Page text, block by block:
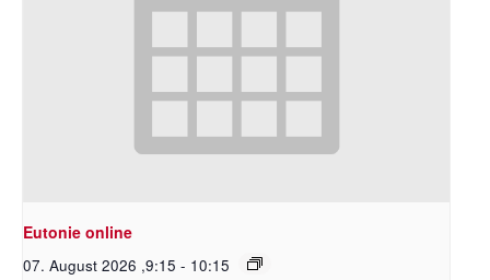
Eutonie online
07. August 2026 ,9:15 - 10:15